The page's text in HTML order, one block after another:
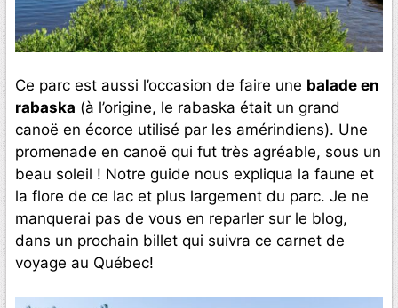
Ce parc est aussi l’occasion de faire une balade en
rabaska (à l’origine, le rabaska était un grand
canoë en écorce utilisé par les amérindiens). Une
promenade en canoë qui fut très agréable, sous un
beau soleil ! Notre guide nous expliqua la faune et
la flore de ce lac et plus largement du parc. Je ne
manquerai pas de vous en reparler sur le blog,
dans un prochain billet qui suivra ce carnet de
voyage au Québec!